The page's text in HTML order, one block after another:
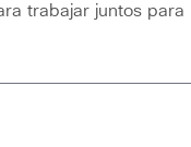
trabajar juntos para